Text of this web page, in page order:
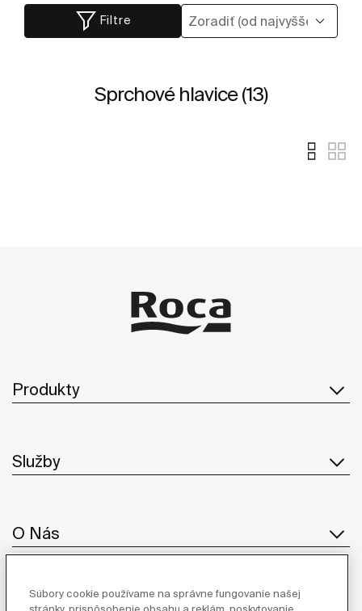
Filtre
Sprchové hlavice (13)
Produkty
Služby
O Nás
Inšpirácia
Súbory cookie používame na správne fungovanie našej